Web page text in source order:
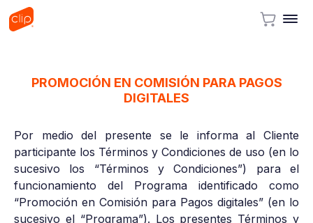
PROMOCIÓN EN COMISIÓN PARA PAGOS
DIGITALES
Por medio del presente se le informa al Cliente
participante los Términos y Condiciones de uso (en lo
sucesivo los “Términos y Condiciones”) para el
funcionamiento del Programa identificado como
“Promoción en Comisión para Pagos digitales” (en lo
sucesivo el “Programa”). Los presentes Términos y